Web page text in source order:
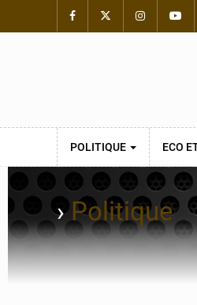
POLITIQUE ECO
›Politique